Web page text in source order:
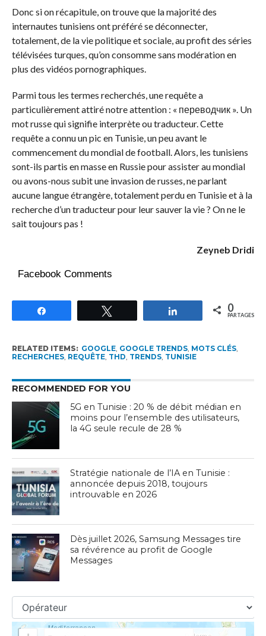
Donc si on récapitule, on trouve que la majorité des
internautes tunisiens ont préféré se déconnecter,
totalement, de la vie politique et sociale, au profit des séries
télévisées turques, qu’on consomme sans modération en
plus des vidéos pornographiques.
Parmi tous les termes recherchés, une requête a
particulièrement attiré notre attention : « переводчик ». Un
mot russe qui signifie interprète ou traducteur. Cette
requête a connu un pic en Tunisie, un peu avant le
commencement du mondial de football. Alors, les tunisiens
sont-ils partis en masse en Russie pour assister au mondial
ou avons-nous subit une invasion de russes, ne parlant
aucune langue étrangère, totalement perdu en Tunisie et à la
recherche d’un traducteur pour leur sauver la vie ? On ne le
sait toujours pas !
Zeyneb Dridi
Facebook Comments
Partagez 0
PARTAGES
RELATED ITEMS: GOOGLE, GOOGLE TRENDS, MOTS CLÉS,
RECHERCHES, REQUÊTE, THD, TRENDS, TUNISIE
RECOMMENDED FOR YOU
5G en Tunisie : 20 % de débit médian en
moins pour l’ensemble des utilisateurs,
la 4G seule recule de 28 %
Stratégie nationale de l’IA en Tunisie :
annoncée depuis 2018, toujours
introuvable en 2026
Dès juillet 2026, Samsung Messages tire
sa révérence au profit de Google
Messages